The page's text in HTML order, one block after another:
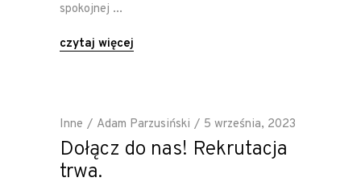
spokojnej
czytaj więcej
Inne Adam Parzusiński 5 września, 2023
Dołącz do nas! Rekrutacja
trwa.